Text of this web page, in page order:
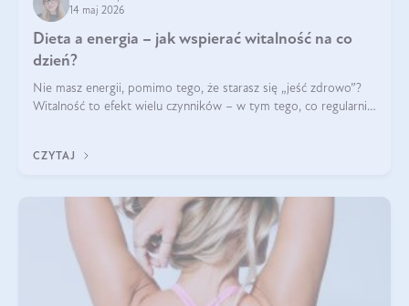
14 maj 2026
Dieta a energia – jak wspierać witalność na co
dzień?
Nie masz energii, pomimo tego, że starasz się „jeść zdrowo”?
Witalność to efekt wielu czynników – w tym tego, co regularnie
CZYTAJ